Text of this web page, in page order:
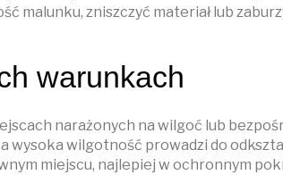
malunku, zniszczyć materiał lub
warunkach
narażonych na wilgoć lub
wilgotność prowadzi do
miejscu, najlepiej w ochronnym